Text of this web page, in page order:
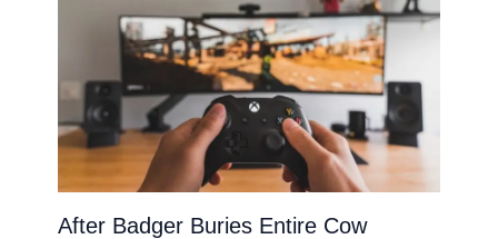
After Badger Buries Entire Cow